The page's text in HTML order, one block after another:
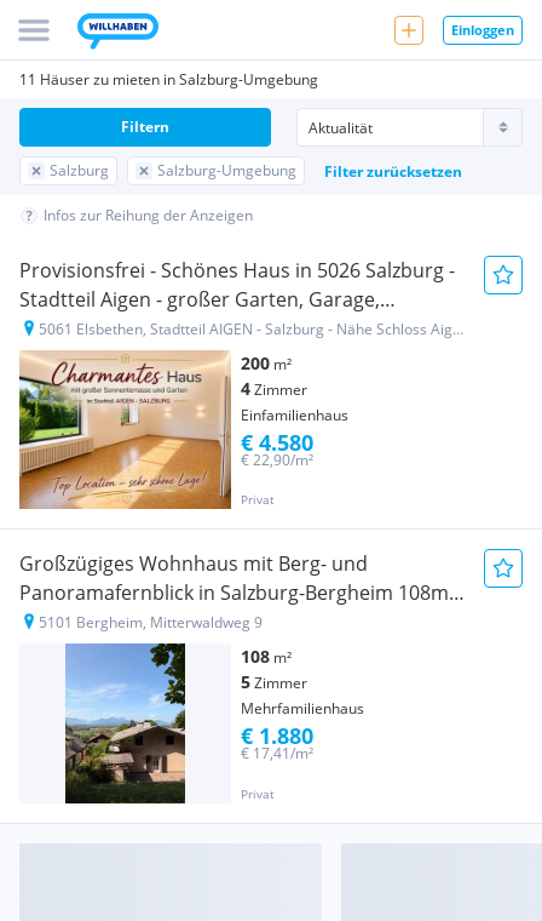
Einloggen
11 Häuser zu mieten in Salzburg-Umgebung
Salzburg Salzburg-Umgebung Filter zurücksetzen
Filtern
Infos zur Reihung der Anzeigen
Provisionsfrei - Schönes Haus in 5026 Salzburg -
Stadtteil Aigen - großer Garten, Garage,
Parkplatz, Sauna
5061 Elsbethen, Stadtteil AIGEN - Salzburg - Nähe Schloss Aigen
200 m²
4Zimmer
Einfamilienhaus
Privat
€ 22,90/m²
€ 4.580
Großzügiges Wohnhaus mit Berg- und
Panoramafernblick in Salzburg-Bergheim 108m2
grosser Garten
5101 Bergheim, Mitterwaldweg 9
108 m²
5Zimmer
Mehrfamilienhaus
Privat
€ 17,41/m²
€ 1.880